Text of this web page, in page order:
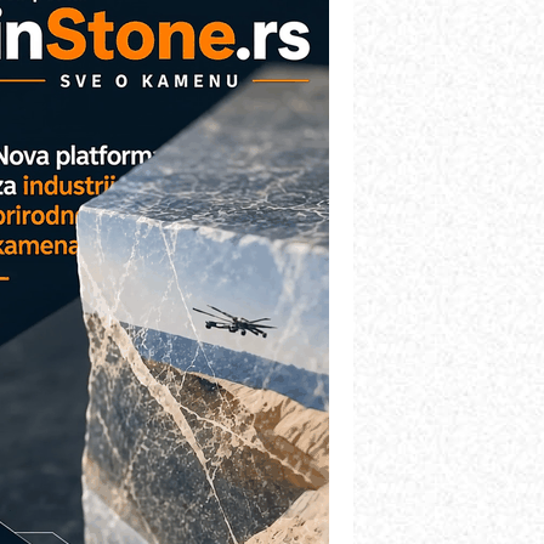
Maintenance Management